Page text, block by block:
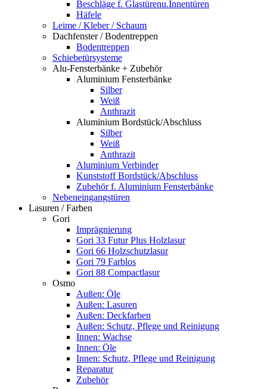
Beschläge f. Glastürenu.Innentüren
Häfele
Leime / Kleber / Schaum
Dachfenster / Bodentreppen
Bodentreppen
Schiebetürsysteme
Alu-Fensterbänke + Zubehör
Aluminium Fensterbänke
Silber
Weiß
Anthrazit
Aluminium Bordstück/Abschluss
Silber
Weiß
Anthrazit
Aluminium Verbinder
Kunststoff Bordstück/Abschluss
Zubehör f. Aluminium Fensterbänke
Nebeneingangstüren
Lasuren / Farben
Gori
Imprägnierung
Gori 33 Futur Plus Holzlasur
Gori 66 Holzschutzlasur
Gori 79 Farblos
Gori 88 Compactlasur
Osmo
Außen: Öle
Außen: Lasuren
Außen: Deckfarben
Außen: Schutz, Pflege und Reinigung
Innen: Wachse
Innen: Öle
Innen: Schutz, Pflege und Reinigung
Reparatur
Zubehör